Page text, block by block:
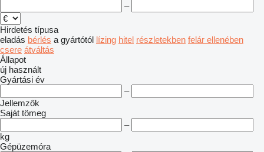
–
Hirdetés típusa
eladás bérlés a gyártótól lízing hitel részletekben felár ellenében
csere átváltás
Állapot
új használt
Gyártási év
–
Jellemzők
Saját tömeg
–
kg
Gépüzemóra